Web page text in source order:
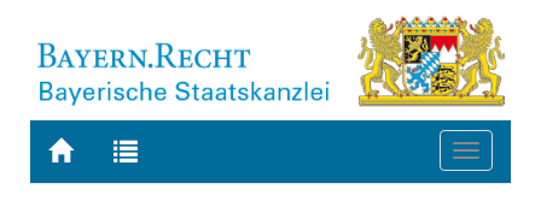
Zur
Zur
Toggle